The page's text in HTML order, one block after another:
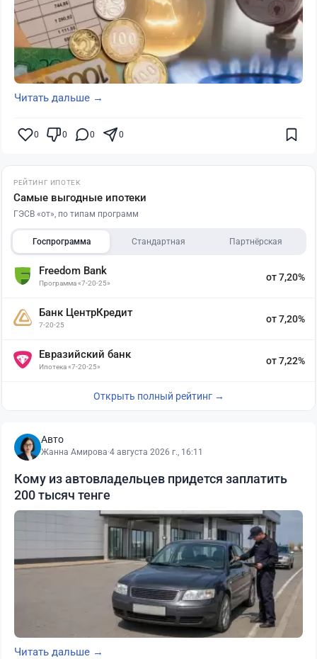
Читать дальше →
0 0 0 0
РЕЙТИНГ ИПОТЕК
Самые выгодные ипотеки
ГЭСВ «от», по типам программ
Госпрограмма Стандартная Партнёрская
Freedom Bank
Программа «7-20-25»
от 7,20%
Банк ЦентрКредит
7-20-25
от 7,20%
Евразийский банк
Ипотека «7-20-25»
от 7,22%
Открыть полный рейтинг →
Авто
Жанна Амирова·4 августа 2026 г., 16:11
Кому из автовладельцев придется заплатить
200 тысяч тенге
Читать дальше →